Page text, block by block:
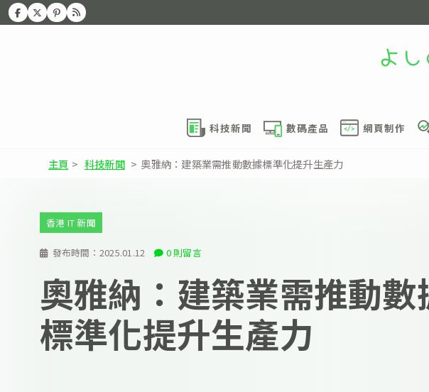
科技新聞 數碼產品 網頁制作
主頁 > 科技新聞 > 奧雅納：建築業需推動數據標準化提升生產力
發布時間： 2025.01.12 0 則留言
香港 IT 新聞
奧雅納：建築業需推動數
標準化提升生產力